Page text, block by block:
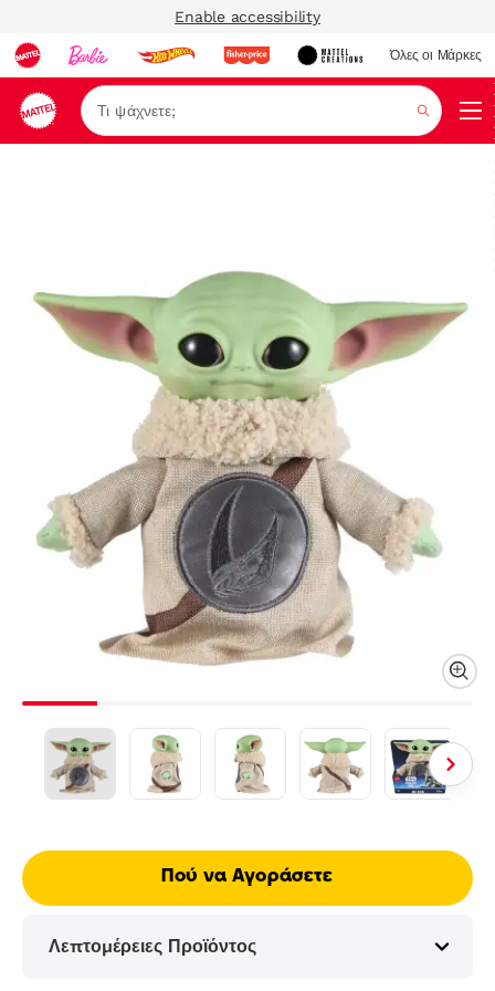
Enable accessibility
Όλες οι Μάρκες
Πού να Αγοράσετε
Λεπτομέρειες Προϊόντος